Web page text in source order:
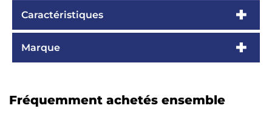
Caractéristiques
Marque
Fréquemment achetés ensemble